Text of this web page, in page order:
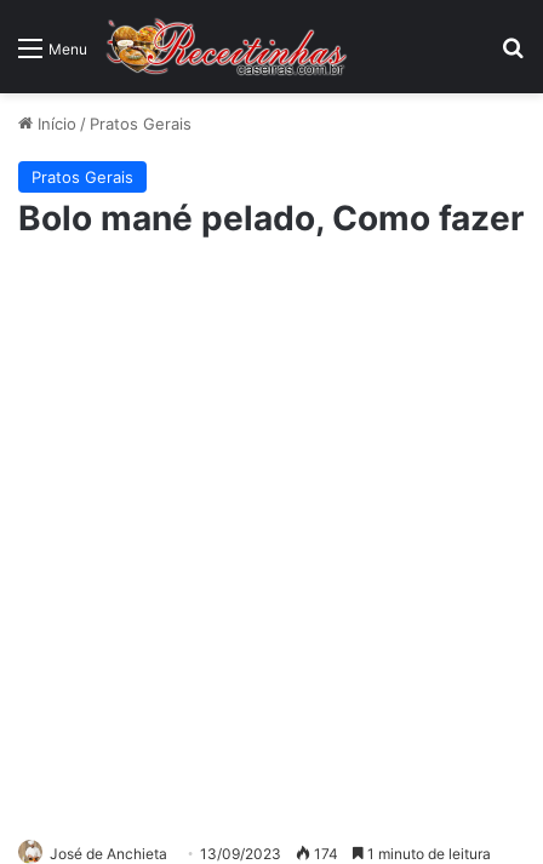
Menu
Início / Pratos Gerais
Pratos Gerais
Bolo mané pelado, Como fazer
José de Anchieta 13/09/2023 174 1 minuto de leitura